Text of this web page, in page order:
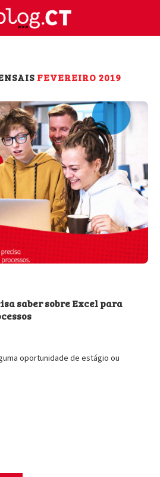
FEVEREIRO 2019
saber sobre Excel para
oportunidade de estágio ou